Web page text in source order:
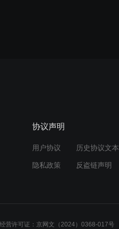
协议声明
用户协议 历史协议文本
隐私政策 反盗链声明
营许可证：京网文（2024）0368-017号